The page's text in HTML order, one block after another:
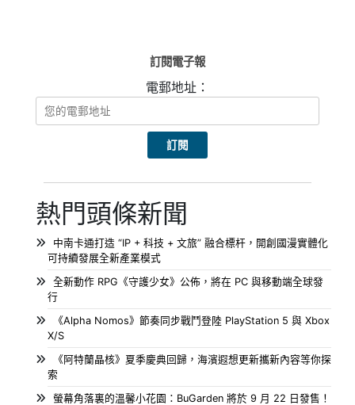
訂閱電子報
電郵地址：
熱門頭條新聞
中南卡通打造 “IP + 科技 + 文旅” 融合標杆，開創國漫實體化
可持續發展全新產業模式
全新動作 RPG《守護少女》公佈，將在 PC 與移動端全球發
行
《Alpha Nomos》節奏同步戰鬥登陸 PlayStation 5 與 Xbox
X/S
《阿特蘭晶核》夏季慶典回歸，海濱遐想更新攜新內容等你探
索
螢幕角落裏的溫馨小花園：BuGarden 將於 9 月 22 日發售！